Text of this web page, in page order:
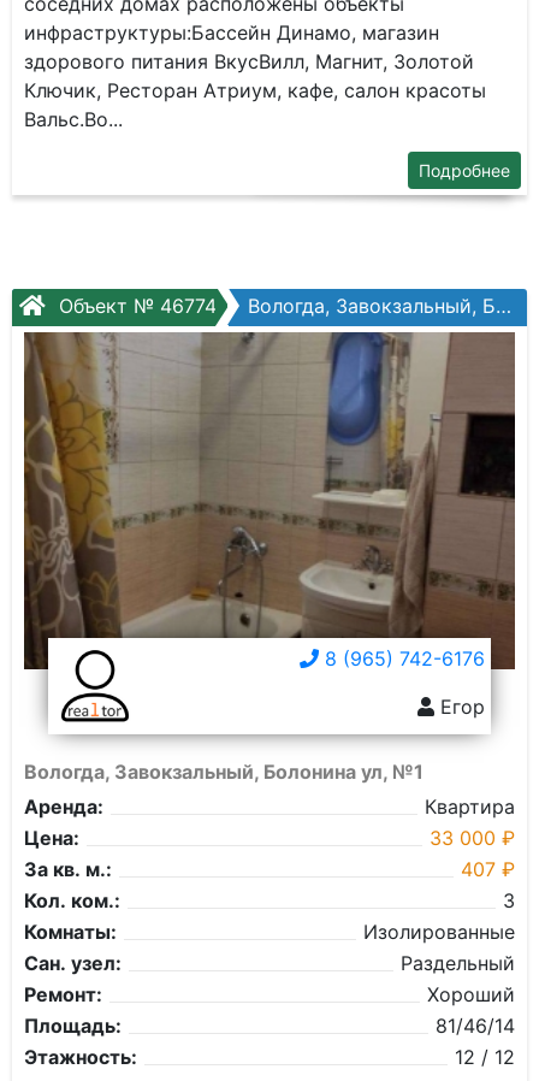
инфраструктуры:Бассейн Динамо, магазин
здорового питания ВкусВилл, Магнит, Золотой
Ключик, Ресторан Атриум, кафе, салон красоты
Вальс.Во...
Подробнее
Объект № 46774 Вологда, Завокзальный, Болонина ул, №1
8 (965) 742-6176
Егор
Вологда, Завокзальный, Болонина ул, №1
Аренда:
Квартира
Цена:
33 000 ₽
За кв. м.:
407 ₽
Кол. ком.:
3
Комнаты:
Изолированные
Сан. узел:
Раздельный
Ремонт:
Хороший
Площадь:
81/46/14
Этажность:
12 / 12